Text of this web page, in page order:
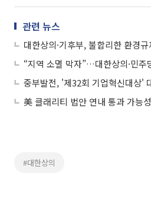
관련 뉴스
대한상의·기후부, 불합리한 환경
중부발전, '제32회 기업혁신대상'
#대한상의